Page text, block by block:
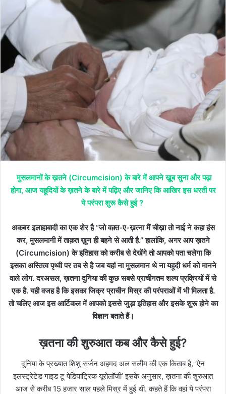
X email
मुसलमानों के ख़तने (Circumcision) के बारे में आपने ख़ूब सुना और पढ़ा
होगा, आज यहूदियों के ख़तने के बारे में पढ़िए और जानिए कि आखिर इस धरती पर
ये परंपरा शुरू कैसे हुई ?
अकबर इलाहाबादी का एक शेर है “जो वक़्त-ए-ख़त्ना मैं चीख़ा तो नाई ने कहा हंस
कर, मुसलमानी में ताक़त ख़ून ही बहने से आती है.” हालांकि, अगर आप ख़तने
(Circumcision) के इतिहास को करीब से देखेंगे तो आपको पता चलेगा कि
इसका अस्तित्व पृथ्वी पर तब से है जब यहां ना मुसलमान थे ना यहूदी धर्म को मानने
वाले लोग. दरअसल, ख़तना दुनिया की कुछ सबसे प्राचीनतम शल्य प्रक्रियों में से
एक है. यही वजह है कि इसका जिक्र प्राचीन मिस्र की परंपराओं में भी मिलता है.
तो चलिए आज इस आर्टिकल में आपको इससे जुड़ा इतिहास और इसके शुरू होने का
विज्ञान बताते हैं।
ख़तना की शुरुआत कब और कैसे हुई?
दुनिया के प्रख्यात शिशु सर्जन अहमद अल सलीम की एक किताब है, ‘ऐन
इलस्ट्रेटेड गाइड टू पेडियाट्रिक यूरोलॉजी’ इसके अनुसार, ख़तना की शुरुआत
आज से करीब 15 हजार साल पहले मिस्र में हुई थी. कहते हैं कि वहां ये परंपरा